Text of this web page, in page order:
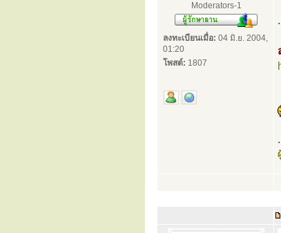
Moderators-1
ลงทะเบียนเมื่อ: 04 มิ.ย. 2004,
01:20
โพสต์: 1807